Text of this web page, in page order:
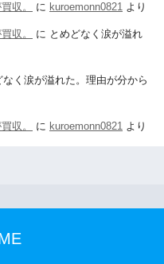
収。 に kuroemonn0821 より
収。 に とめどなく涙が溢れ
なく涙が溢れた。理由が分から
収。 に kuroemonn0821 より